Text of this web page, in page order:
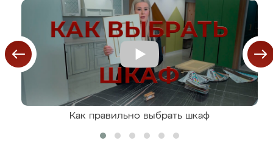
Как правильно выбрать шкаф